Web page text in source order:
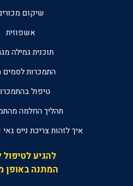
שיקום
אשפוזית
תוכנית גמילה
התמכרות לסמים
טיפול
תהליך החלמה
איך לזהות צריכת נייס
להגיע
המתנה באופן